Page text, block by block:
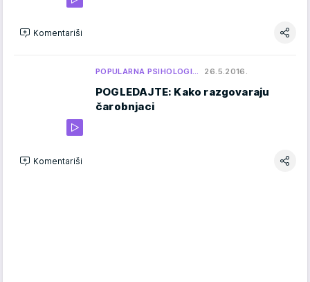
Komentariši
POPULARNA PSIHOLOGI… 26.5.2016.
POGLEDAJTE: Kako razgovaraju
čarobnjaci
Komentariši